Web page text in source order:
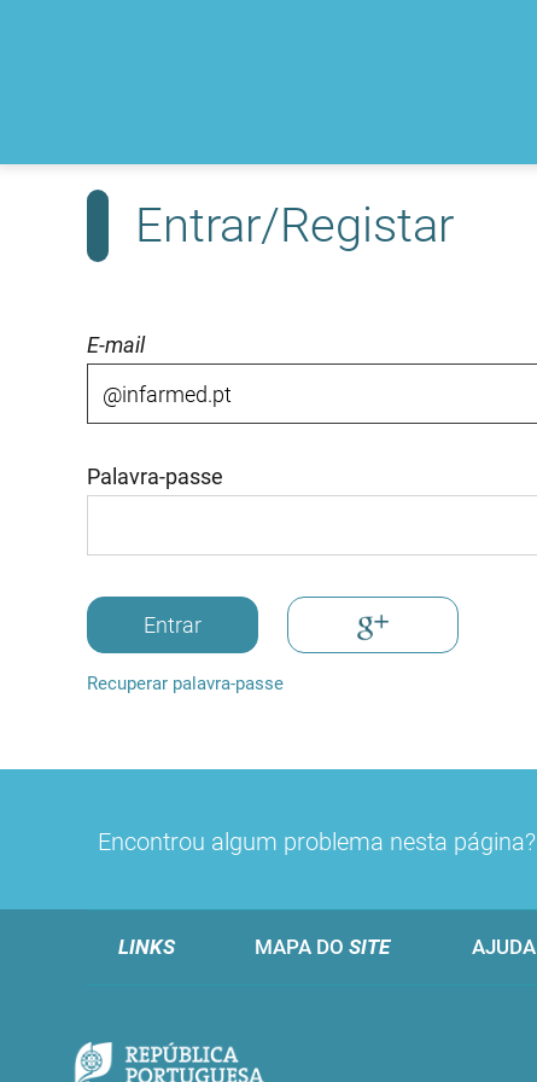
Entrar/Registar
E-mail
Palavra-passe
Entrar
Recuperar palavra-passe
Encontrou algum problema nesta página?
LINKS MAPA DO SITE AJUDA